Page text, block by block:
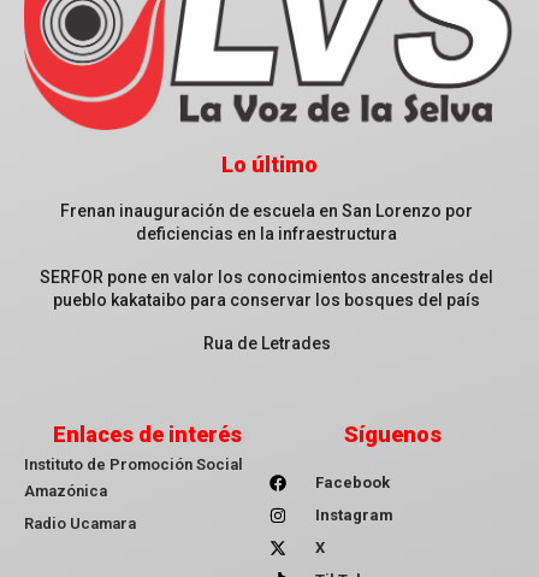
Lo último
Frenan inauguración de escuela en San Lorenzo por
deficiencias en la infraestructura
SERFOR pone en valor los conocimientos ancestrales del
pueblo kakataibo para conservar los bosques del país
Rua de Letrades
Enlaces de interés
Instituto de Promoción Social
Amazónica
Radio Ucamara
Síguenos
Facebook
Instagram
X